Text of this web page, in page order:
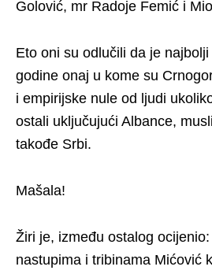
Golović, mr Radoje Femić i
Eto oni su odlučili da je
godine onaj u kome su
i empirijske nule od ljudi
ostali uključujući Albance,
takođe Srbi.
Mašala!
Žiri je, između ostalog
nastupima i tribinama Mićović